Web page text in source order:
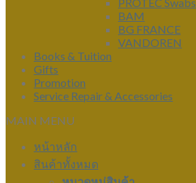
BAM
BG FRANCE
VANDOREN
Books & Tuition
Gifts
Promotion
Service Repair & Accessories
MAIN MENU
หน้าหลัก
สินค้าทั้งหมด